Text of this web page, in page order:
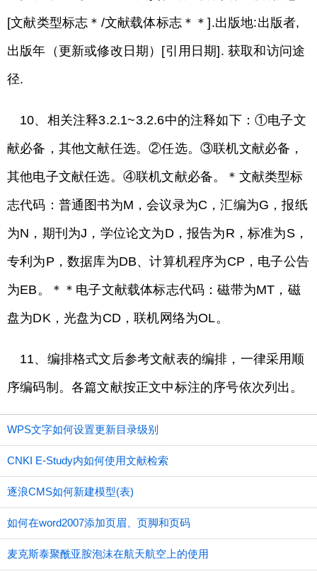
[文献类型标志＊/文献载体标志＊＊].出版地:出版者,
出版年（更新或修改日期）[引用日期]. 获取和访问途
径.
10、相关注释3.2.1~3.2.6中的注释如下：①电子文
献必备，其他文献任选。②任选。③联机文献必备，
其他电子文献任选。④联机文献必备。＊文献类型标
志代码：普通图书为M，会议录为C，汇编为G，报纸
为N，期刊为J，学位论文为D，报告为R，标准为S，
专利为P，数据库为DB、计算机程序为CP，电子公告
为EB。＊＊电子文献载体标志代码：磁带为MT，磁
盘为DK，光盘为CD，联机网络为OL。
11、编排格式文后参考文献表的编排，一律采用顺
序编码制。各篇文献按正文中标注的序号依次列出。
WPS文字如何设置更新目录级别
CNKI E-Study内如何使用文献检索
逐浪CMS如何新建模型(表)
如何在word2007添加页眉、页脚和页码
麦克斯泰聚酰亚胺泡沫在航天航空上的使用